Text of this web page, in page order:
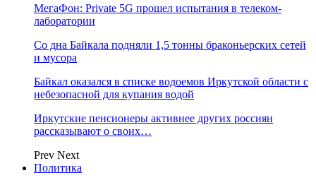
МегаФон: Private 5G прошел испытания в телеком-
лаборатории
Со дна Байкала подняли 1,5 тонны браконьерских сетей
и мусора
Байкал оказался в списке водоемов Иркутской области с
небезопасной для купания водой
Иркутские пенсионеры активнее других россиян
рассказывают о своих…
Prev Next
Политика